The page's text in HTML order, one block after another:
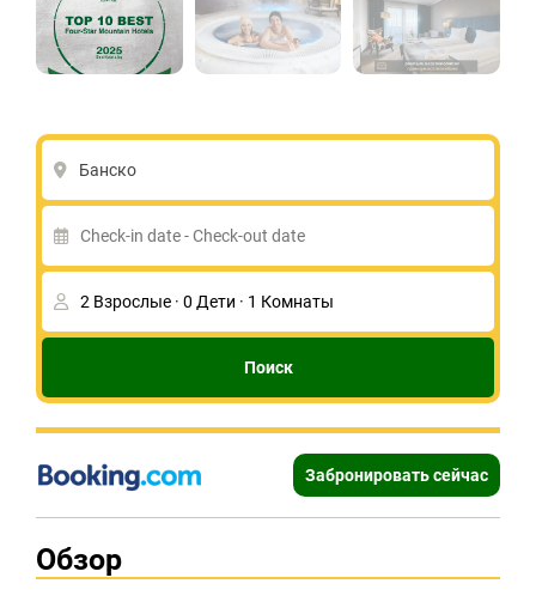
Банско
Поиск
Забронировать сейчас
Обзор